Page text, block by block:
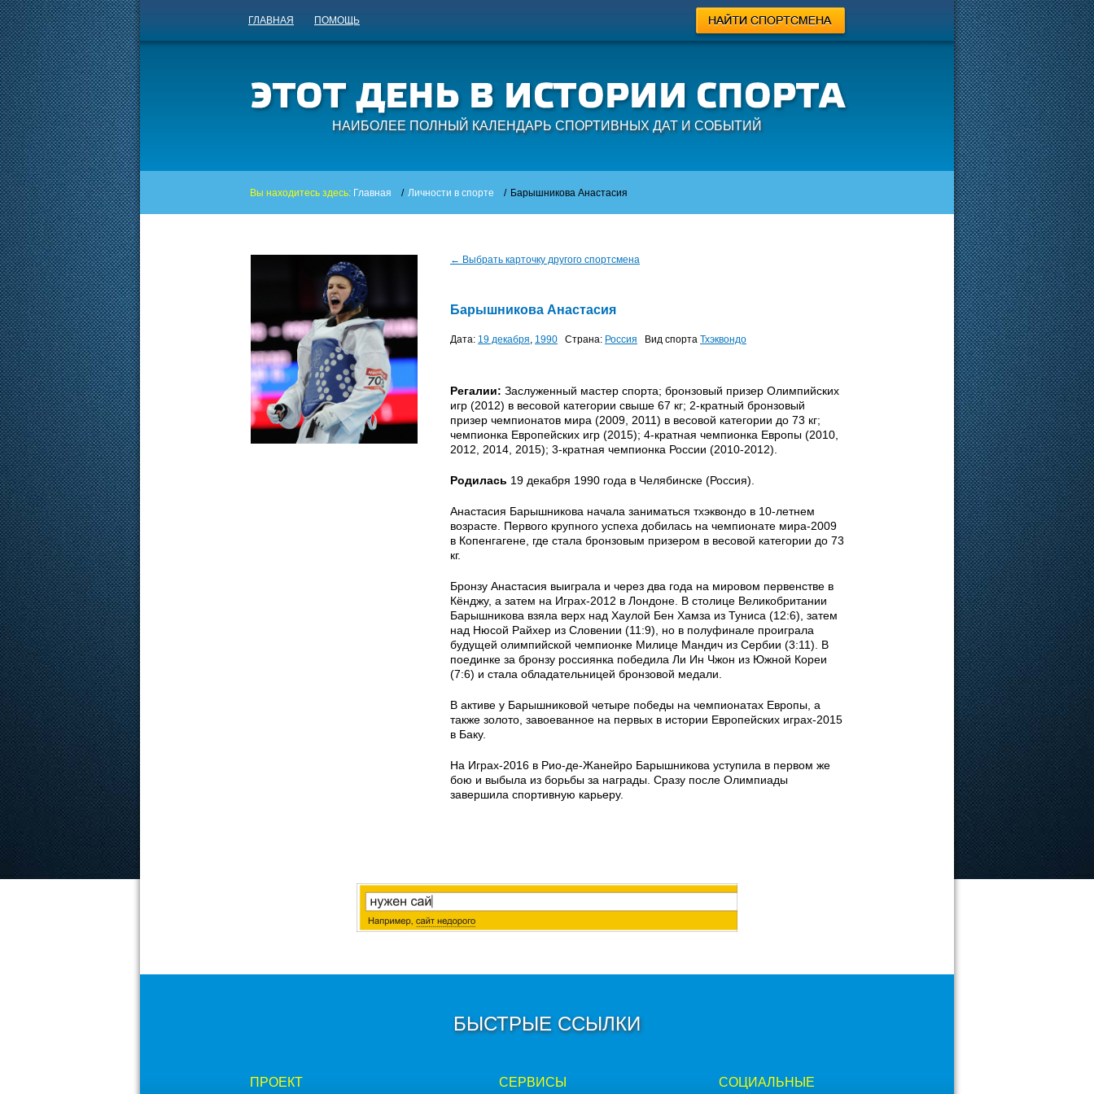
ГЛАВНАЯ ПОМОЩЬ
НАИБОЛЕЕ ПОЛНЫЙ КАЛЕНДАРЬ СПОРТИВНЫХ ДАТ И СОБЫТИЙ
Вы находитесь здесь: Главная / Личности в спорте / Барышникова Анастасия
← Выбрать карточку другого спортсмена
Барышникова Анастасия
Дата: 19 декабря, 1990 Страна: Россия Вид спорта Тхэквондо
Регалии: Заслуженный мастер спорта; бронзовый призер Олимпийских
игр (2012) в весовой категории свыше 67 кг; 2-кратный бронзовый
призер чемпионатов мира (2009, 2011) в весовой категории до 73 кг;
чемпионка Европейских игр (2015); 4-кратная чемпионка Европы (2010,
2012, 2014, 2015); 3-кратная чемпионка России (2010-2012).
Родилась 19 декабря 1990 года в Челябинске (Россия).
Анастасия Барышникова начала заниматься тхэквондо в 10-летнем
возрасте. Первого крупного успеха добилась на чемпионате мира-2009
в Копенгагене, где стала бронзовым призером в весовой категории до 73
кг.
Бронзу Анастасия выиграла и через два года на мировом первенстве в
Кёнджу, а затем на Играх-2012 в Лондоне. В столице Великобритании
Барышникова взяла верх над Хаулой Бен Хамза из Туниса (12:6), затем
над Нюсой Райхер из Словении (11:9), но в полуфинале проиграла
будущей олимпийской чемпионке Милице Мандич из Сербии (3:11). В
поединке за бронзу россиянка победила Ли Ин Чжон из Южной Кореи
(7:6) и стала обладательницей бронзовой медали.
В активе у Барышниковой четыре победы на чемпионатах Европы, а
также золото, завоеванное на первых в истории Европейских играх-2015
в Баку.
На Играх-2016 в Рио-де-Жанейро Барышникова уступила в первом же
бою и выбыла из борьбы за награды. Сразу после Олимпиады
завершила спортивную карьеру.
БЫСТРЫЕ ССЫЛКИ
ПРОЕКТ СЕРВИСЫ СОЦИАЛЬНЫЕ